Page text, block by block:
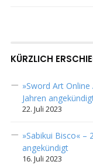
KÜRZLICH
»Sword Art
Jahren
22. Juli 2023
»Sabikui Bisco« –
angekündigt
16. Juli 2023